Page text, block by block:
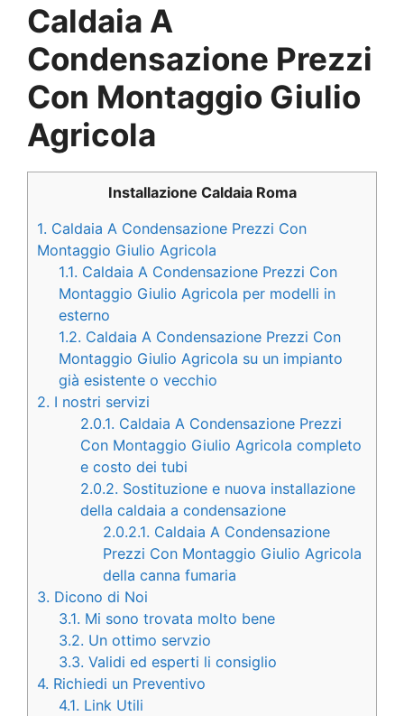
Caldaia A
Condensazione Prezzi
Con Montaggio Giulio
Agricola
Installazione Caldaia Roma
1. Caldaia A Condensazione Prezzi Con
Montaggio Giulio Agricola
1.1. Caldaia A Condensazione Prezzi Con
Montaggio Giulio Agricola per modelli in
esterno
1.2. Caldaia A Condensazione Prezzi Con
Montaggio Giulio Agricola su un impianto
già esistente o vecchio
2. I nostri servizi
2.0.1. Caldaia A Condensazione Prezzi
Con Montaggio Giulio Agricola completo
e costo dei tubi
2.0.2. Sostituzione e nuova installazione
della caldaia a condensazione
2.0.2.1. Caldaia A Condensazione
Prezzi Con Montaggio Giulio Agricola
della canna fumaria
3. Dicono di Noi
3.1. Mi sono trovata molto bene
3.2. Un ottimo servzio
3.3. Validi ed esperti li consiglio
4. Richiedi un Preventivo
4.1. Link Utili